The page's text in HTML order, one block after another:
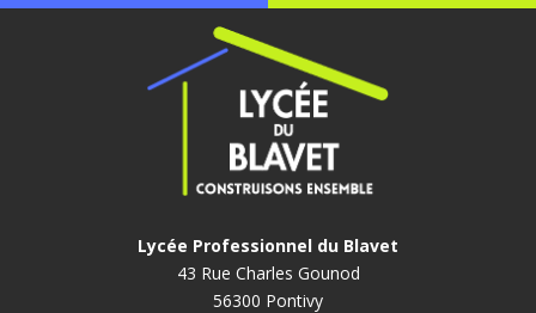
Lycée Professionnel du Blavet
43 Rue Charles Gounod
56300 Pontivy